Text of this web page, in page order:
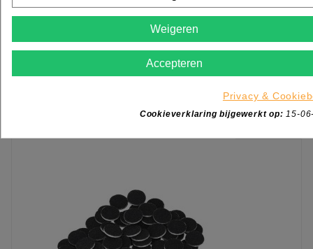
Pododisk pad 20mm 80 gritt (grof) 100st
Ratedout of 5 stars based onreview(s)
Op voorraad direct leverbaar
Weigeren
Accepteren
Privacy &
Cookieverklaring bijgewerkt op: 15-